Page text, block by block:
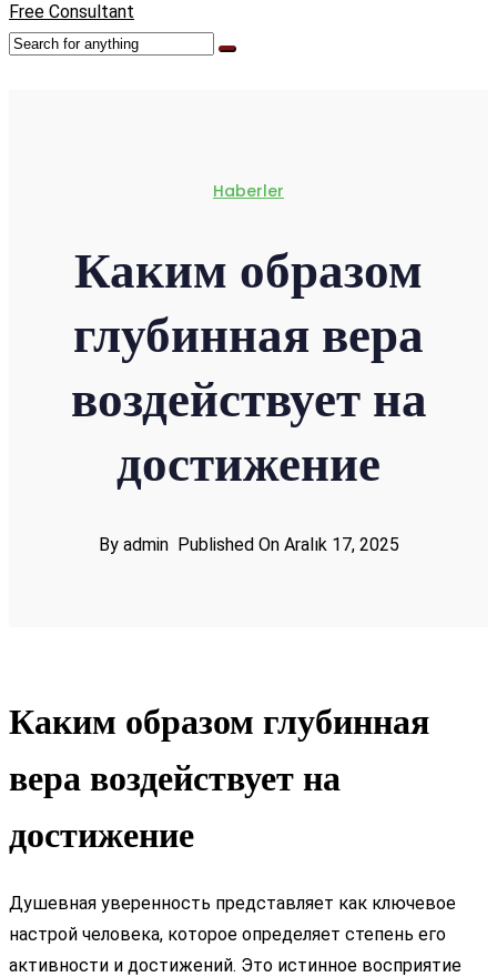
Free Consultant
Haberler
Каким образом
глубинная вера
воздействует на
достижение
By admin Published On Aralık 17, 2025
Каким образом глубинная
вера воздействует на
достижение
Душевная уверенность представляет как ключевое
настрой человека, которое определяет степень его
активности и достижений. Это истинное восприятие